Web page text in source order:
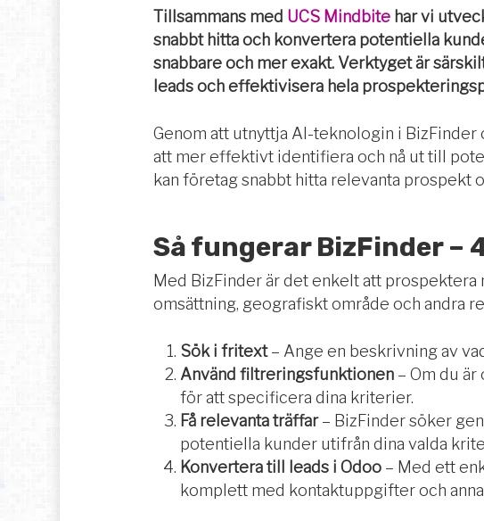
Tillsammans med UCS Mindbite har vi
snabbt hitta och konvertera potentiella
snabbare och mer exakt. Verktyget är
leads och effektivisera hela
Genom att utnyttja AI-teknologin i
att mer effektivt identifiera och nå ut till
kan företag snabbt hitta relevanta prospekt
Så fungerar BizFinder –
Med BizFinder är det enkelt att
omsättning, geografiskt område och andra
Sök i fritext– Ange en beskrivning av
Använd filtreringsfunktionen – Om du
för att specificera dina kriterier.
Få relevanta träffar– BizFinder söker
potentiella kunder utifrån dina valda
Konvertera till leads i Odoo – Med ett
komplett med kontaktuppgifter och